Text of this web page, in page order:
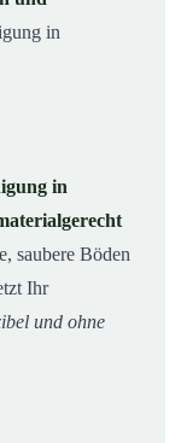
in
in
saubere Böden
Ihr
und ohne